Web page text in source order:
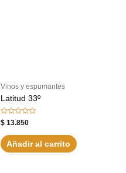
Vinos y espumantes
Latitud 33º
Valorado
con
de
5
$ 13.850
Añadir al carrito